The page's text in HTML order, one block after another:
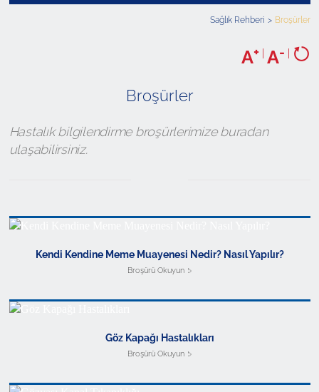
Sağlık Rehberi Broşürler
A+ | A- |
Broşürler
Hastalık bilgilendirme broşürlerimize buradan
ulaşabilirsiniz.
Kendi Kendine Meme Muayenesi Nedir? Nasıl Yapılır?
Broşürü Okuyun
Göz Kapağı Hastalıkları
Broşürü Okuyun